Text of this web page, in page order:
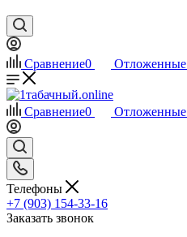
Сравнение0 Отложенные
Сравнение0 Отложенные
Телефоны
+7 (903) 154-33-16
Заказать звонок